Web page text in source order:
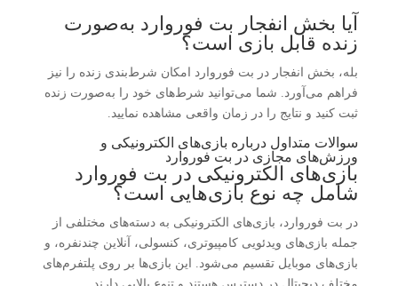
آیا بخش انفجار بت فوروارد به‌صورت
زنده قابل بازی است؟
بله، بخش انفجار در بت فوروارد امکان شرط‌بندی زنده را نیز
فراهم می‌آورد. شما می‌توانید شرط‌های خود را به‌صورت زنده
ثبت کنید و نتایج را در زمان واقعی مشاهده نمایید.
سوالات متداول درباره بازی‌های الکترونیکی و
ورزش‌های مجازی در بت فوروارد
بازی‌های الکترونیکی در بت فوروارد
شامل چه نوع بازی‌هایی است؟
در بت فوروارد، بازی‌های الکترونیکی به دسته‌های مختلفی از
جمله بازی‌های ویدئویی کامپیوتری، کنسولی، آنلاین چندنفره، و
بازی‌های موبایل تقسیم می‌شود. این بازی‌ها بر روی پلتفرم‌های